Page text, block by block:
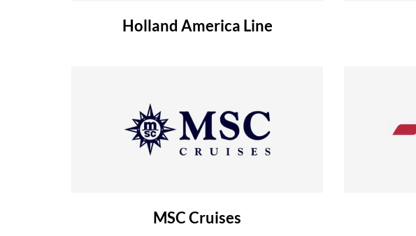
Holland America Line
MSC Cruises